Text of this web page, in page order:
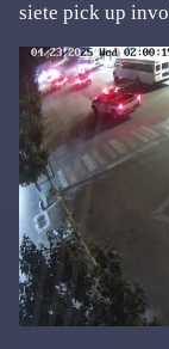
siete pick up